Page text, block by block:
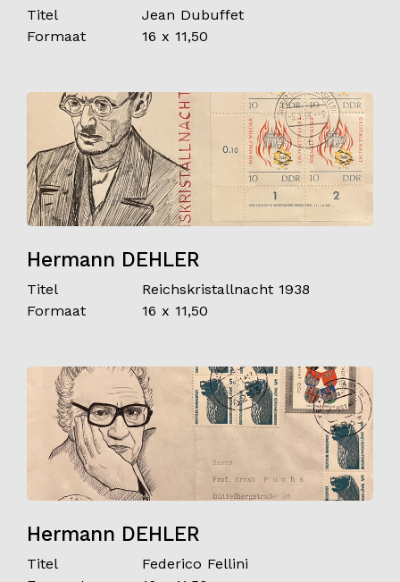
Titel
Jean Dubuffet
Formaat
16 x 11,50
Hermann DEHLER
Titel
Reichskristallnacht 1938
Formaat
16 x 11,50
Hermann DEHLER
Titel
Federico Fellini